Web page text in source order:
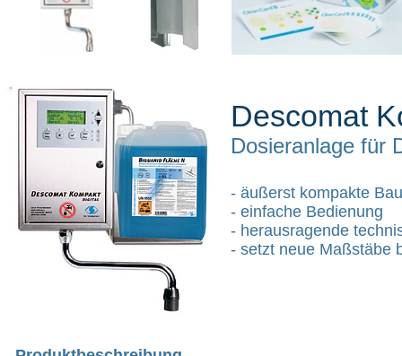
Descomat
Dosieranlage für
- äußerst kompakte
- einfache Bedienung
- herausragende
- setzt neue Maßstäbe